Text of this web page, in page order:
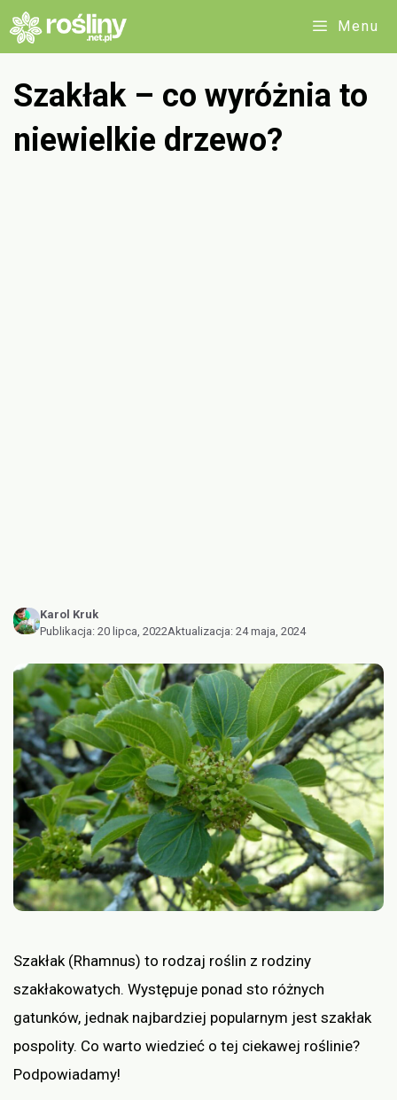
Przejdź
do
Menu
Szakłak – co wyróżnia to
niewielkie drzewo?
Karol Kruk
Publikacja: 20 lipca, 2022Aktualizacja: 24 maja, 2024
Szakłak (Rhamnus) to rodzaj roślin z rodziny
szakłakowatych. Występuje ponad sto różnych
gatunków, jednak najbardziej popularnym jest szakłak
pospolity. Co warto wiedzieć o tej ciekawej roślinie?
Podpowiadamy!